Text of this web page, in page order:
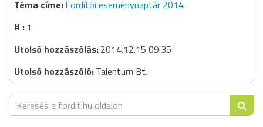
Fordítói eseménynaptár 2014
1
2014.12.15 09:35
Talentum Bt.